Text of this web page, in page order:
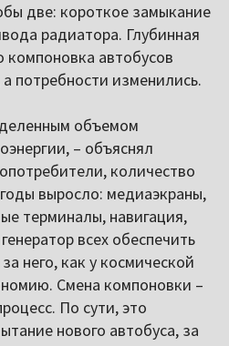
две: короткое замыкание
радиатора. Глубинная
компоновка автобусов
потребности изменились.
объемом
– объяснял
количество
выросло: медиаэкраны,
терминалы, навигация,
всех обеспечить
него, как у космической
Смена компоновки –
По сути, это
нового автобуса, за